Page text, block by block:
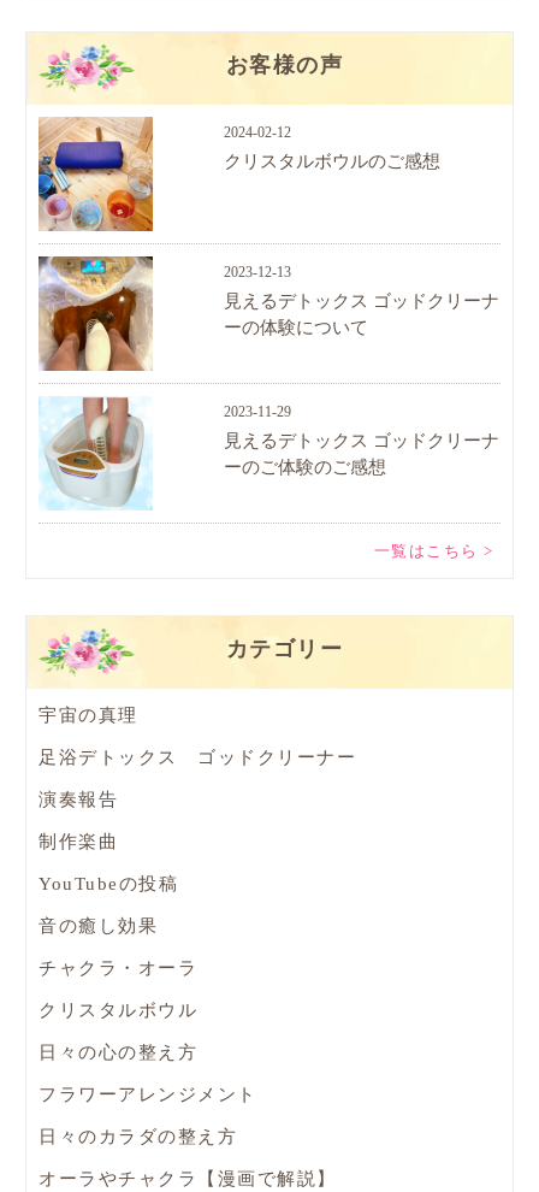
お客様の声
2024-02-12
クリスタルボウルのご感想
2023-12-13
見えるデトックス ゴッドクリーナ
ーの体験について
2023-11-29
見えるデトックス ゴッドクリーナ
ーのご体験のご感想
一覧はこちら >
カテゴリー
宇宙の真理
足浴デトックス ゴッドクリーナー
演奏報告
制作楽曲
YouTubeの投稿
音の癒し効果
チャクラ・オーラ
クリスタルボウル
日々の心の整え方
フラワーアレンジメント
日々のカラダの整え方
オーラやチャクラ【漫画で解説】